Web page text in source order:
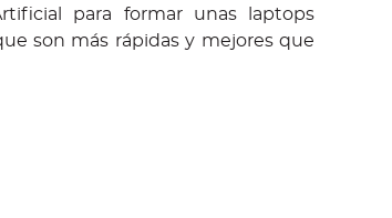
para formar unas laptops
son más rápidas y mejores que